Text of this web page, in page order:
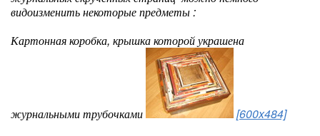
видоизменить некоторые предметы :
Картонная коробка, крышка которой украшена
журнальными трубочками
[600x484]